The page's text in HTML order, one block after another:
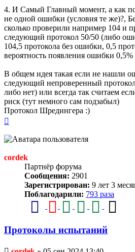
4. И Самый Главный момент, а как
не одной ошибки (условия те же)?,
сколько проверили например 104 и
следующий протокол 50/50 (либо
104,5 протокола без ошибки, 0,5
вероятность появления ошибки 0,5%
В общем идея такая если не нашли
следующий непроверенный
либо нет) или всегда так считаем
риск (тут немного сам подзабыл)
Протокол Шредингера :)
началу
cordek
Партнёр форума
Сообщения: 2901
Зарегистрирован: 9 лет 3
Поблагодарили: 793 раза
Протоколы испытаний
Непрочитанное